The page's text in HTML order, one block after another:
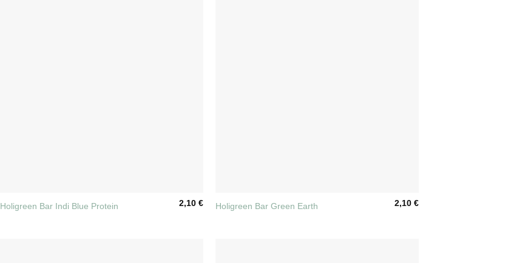
Holigreen Bar Indi Blue Protein 2,10€ Holigreen Bar Green Earth 2,10€